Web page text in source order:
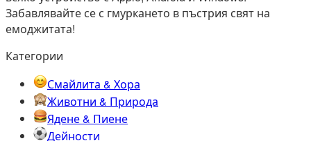
Забавлявайте се с гмуркането в пъстрия свят на
емоджитата!
Категории
Смайлита & Хора
Животни & Природа
Ядене & Пиене
Дейности